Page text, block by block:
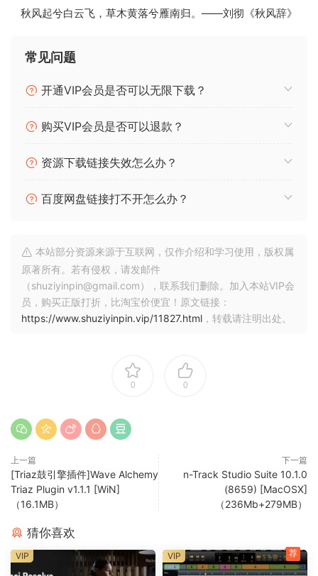
道声卡
配合使用，并且延迟尽可能低
插件。采样精确的 MIDI 轨道可以发送到 VSTi/DXi 软件
调整效果设置并实时收听结果。
动音量、音高偏移、合唱、多频段压缩、频谱分析器。
可以将实时音频效果添加到每个声道。
道声卡。
输入处理允许使用插件处理实时信号。在处理时录制
‘dry’ （未处理） 信号，并在以后重新处理录音 – 即通过
失真插件弹奏吉他，然后在录音后更改失真！
支持环绕声混音，以使用 5.1、6.1 和 7.1 声道环绕声格式
响应视图、一个全频谱分析仪和一个自动乐器调谐器。多
达 32 个辅助通道，具有全自动发送和返回功能。
支持多个输入和输出声卡或多个声卡。您可以一次录制多
个轨道，并输出到多个立体声输出。每个输出通道都有自
己的主通道效果和音量控制。
自其他程序（如 Reason、Ableton Live、Fruityloops
等）的 n-Track 自己的通道实时混合。
导入和导出
秋风起兮白云飞，草木黄落兮雁南归。——刘彻《秋风辞》
常见问题
开通VIP会员是否可以无限下载？
购买VIP会员是否可以退款？
资源下载链接失效怎么办？
百度网盘链接打不开怎么办？
本站部分资源来源于互联网，仅作介绍和学习使用，版权属
原著所有。若有侵权，请发邮件
（shuziyinpin@gmail.com），联系我们删除。加入本站VIP会
员，购买正版打折，比淘宝价便宜！原文链接：
https://www.shuziyinpin.vip/11827.html ，转载请注明出处。
0 0
上一篇
[Triaz鼓引擎插件]Wave Alchemy
Triaz Plugin v1.1.1 [WiN]
（16.1MB）
下一篇
n-Track Studio Suite 10.1.0
(8659) [MacOSX]
（236Mb+279MB）
猜你喜欢
VIP VIP 荐